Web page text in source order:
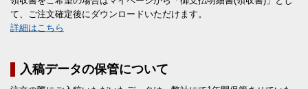
て、ご注文確定後にダウンロードいただけます。
詳細はこちら
入稿データの保管について